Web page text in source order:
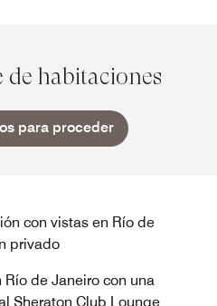
de habitaciones
para proceder
con vistas en Río de
privado
de Janeiro con una
Sheraton Club Lounge